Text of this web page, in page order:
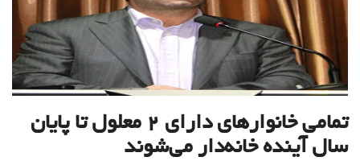
تمامی خانوارهای دارای ۲ معلول تا پایان
سال آینده خانه‌دار می‌شوند